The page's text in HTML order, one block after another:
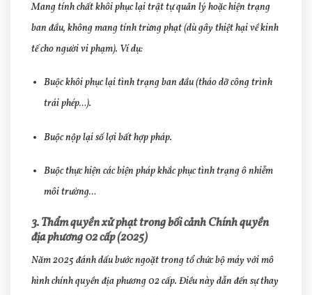
Mang tính chất khôi phục lại trật tự quản lý hoặc hiện trạng
ban đầu, không mang tính trừng phạt (dù gây thiệt hại về kinh
tế cho người vi phạm). Ví dụ:
Buộc khôi phục lại tình trạng ban đầu (tháo dỡ công trình
trái phép…).
Buộc nộp lại số lợi bất hợp pháp.
Buộc thực hiện các biện pháp khắc phục tình trạng ô nhiễm
môi trường…
3. Thẩm quyền xử phạt trong bối cảnh Chính quyền
địa phương 02 cấp (2025)
Năm 2025 đánh dấu bước ngoặt trong tổ chức bộ máy với mô
hình chính quyền địa phương 02 cấp. Điều này dẫn đến sự thay